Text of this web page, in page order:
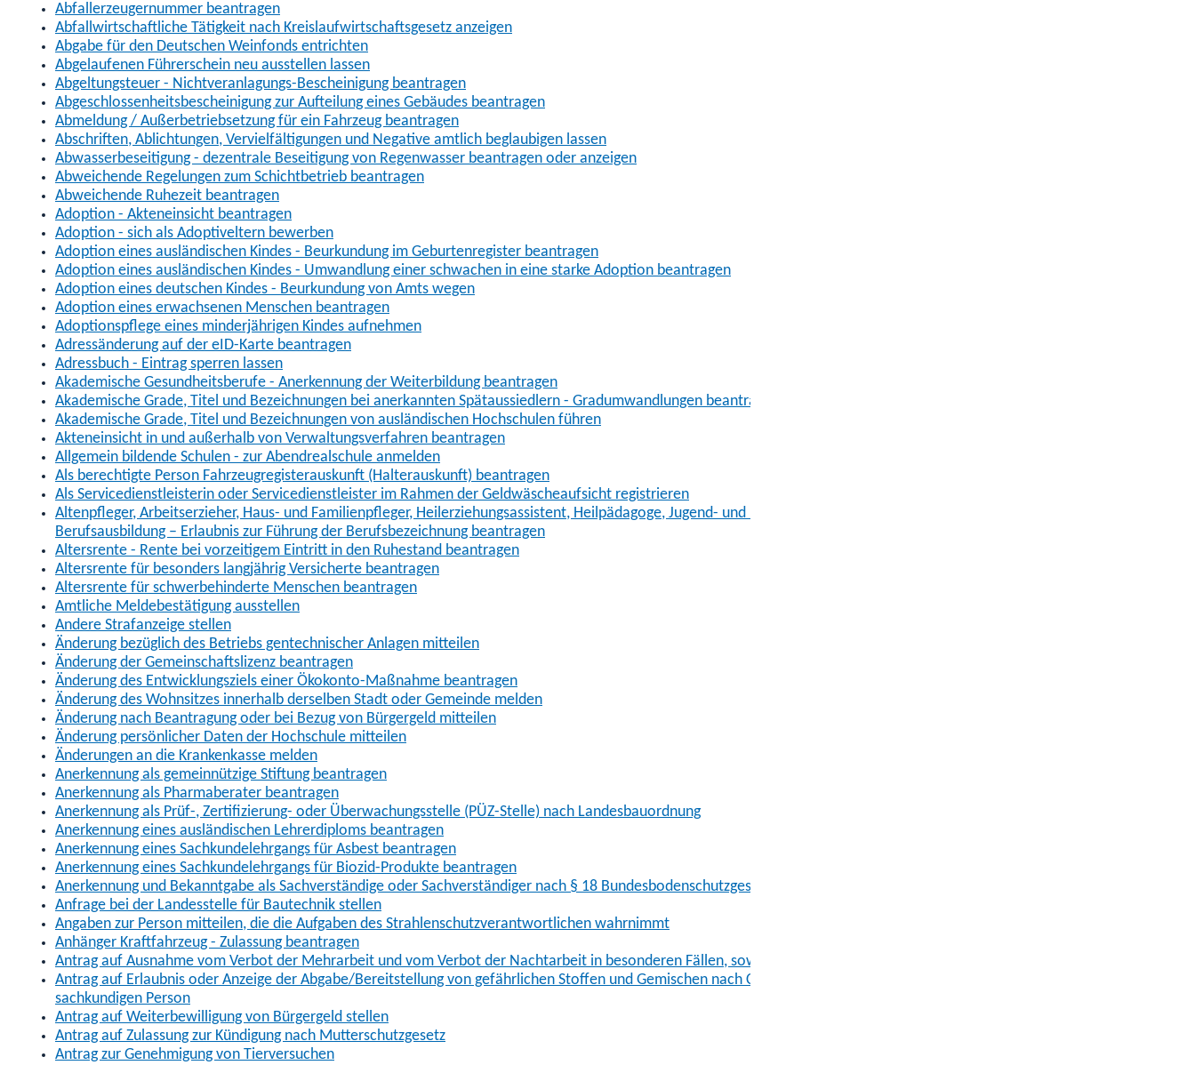
Abfallerzeugernummer beantragen
Abfallwirtschaftliche Tätigkeit nach Kreislaufwirtschaftsgesetz anzeigen
Abgabe für den Deutschen Weinfonds entrichten
Abgelaufenen Führerschein neu ausstellen lassen
Abgeltungsteuer - Nichtveranlagungs-Bescheinigung beantragen
Abgeschlossenheitsbescheinigung zur Aufteilung eines Gebäudes beantragen
Abmeldung / Außerbetriebsetzung für ein Fahrzeug beantragen
Abschriften, Ablichtungen, Vervielfältigungen und Negative amtlich beglaubigen lassen
Abwasserbeseitigung - dezentrale Beseitigung von Regenwasser beantragen oder anzeigen
Abweichende Regelungen zum Schichtbetrieb beantragen
Abweichende Ruhezeit beantragen
Adoption - Akteneinsicht beantragen
Adoption - sich als Adoptiveltern bewerben
Adoption eines ausländischen Kindes - Beurkundung im Geburtenregister beantragen
Adoption eines ausländischen Kindes - Umwandlung einer schwachen in eine starke Adoption beantragen
Adoption eines deutschen Kindes - Beurkundung von Amts wegen
Adoption eines erwachsenen Menschen beantragen
Adoptionspflege eines minderjährigen Kindes aufnehmen
Adressänderung auf der eID-Karte beantragen
Adressbuch - Eintrag sperren lassen
Akademische Gesundheitsberufe - Anerkennung der Weiterbildung beantragen
Akademische Grade, Titel und Bezeichnungen bei anerkannten Spätaussiedlern - Gradumwandlungen beantragen
Akademische Grade, Titel und Bezeichnungen von ausländischen Hochschulen führen
Akteneinsicht in und außerhalb von Verwaltungsverfahren beantragen
Allgemein bildende Schulen - zur Abendrealschule anmelden
Als berechtigte Person Fahrzeugregisterauskunft (Halterauskunft) beantragen
Als Servicedienstleisterin oder Servicedienstleister im Rahmen der Geldwäscheaufsicht registrieren
Altenpfleger, Arbeitserzieher, Haus- und Familienpfleger, Heilerziehungsassistent, Heilpädagoge, Jugend- und Heimerzieher, Sozialarbeiter, Sozialpädagoge mit ausländischer
Berufsausbildung – Erlaubnis zur Führung der Berufsbezeichnung beantragen
Altersrente - Rente bei vorzeitigem Eintritt in den Ruhestand beantragen
Altersrente für besonders langjährig Versicherte beantragen
Altersrente für schwerbehinderte Menschen beantragen
Amtliche Meldebestätigung ausstellen
Andere Strafanzeige stellen
Änderung bezüglich des Betriebs gentechnischer Anlagen mitteilen
Änderung der Gemeinschaftslizenz beantragen
Änderung des Entwicklungsziels einer Ökokonto-Maßnahme beantragen
Änderung des Wohnsitzes innerhalb derselben Stadt oder Gemeinde melden
Änderung nach Beantragung oder bei Bezug von Bürgergeld mitteilen
Änderung persönlicher Daten der Hochschule mitteilen
Änderungen an die Krankenkasse melden
Anerkennung als gemeinnützige Stiftung beantragen
Anerkennung als Pharmaberater beantragen
Anerkennung als Prüf-, Zertifizierung- oder Überwachungsstelle (PÜZ-Stelle) nach Landesbauordnung
Anerkennung eines ausländischen Lehrerdiploms beantragen
Anerkennung eines Sachkundelehrgangs für Asbest beantragen
Anerkennung eines Sachkundelehrgangs für Biozid-Produkte beantragen
Anerkennung und Bekanntgabe als Sachverständige oder Sachverständiger nach § 18 Bundesbodenschutzgesetz
Anfrage bei der Landesstelle für Bautechnik stellen
Angaben zur Person mitteilen, die die Aufgaben des Strahlenschutzverantwortlichen wahrnimmt
Anhänger Kraftfahrzeug - Zulassung beantragen
Antrag auf Ausnahme vom Verbot der Mehrarbeit und vom Verbot der Nachtarbeit in besonderen Fällen, sowie der Art der Arbeit und dem Arbeitstempo
Antrag auf Erlaubnis oder Anzeige der Abgabe/Bereitstellung von gefährlichen Stoffen und Gemischen nach ChemVerbotsV sowie Änderungsanzeigen bei Wechsel der
sachkundigen Person
Antrag auf Weiterbewilligung von Bürgergeld stellen
Antrag auf Zulassung zur Kündigung nach Mutterschutzgesetz
Antrag zur Genehmigung von Tierversuchen